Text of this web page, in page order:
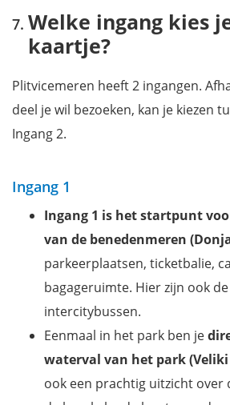
Welke ingang kies
kaartje?
Plitvicemeren heeft 2 ingangen.
deel je wil bezoeken, kan je kiezen
Ingang 2.
Ingang 1
Ingang 1 is het startpunt
van de benedenmeren
parkeerplaatsen, ticketbalie,
bagageruimte. Hier zijn ook
intercitybussen.
Eenmaal in het park ben je
waterval van het park (Veliki
ook een prachtig uitzicht over